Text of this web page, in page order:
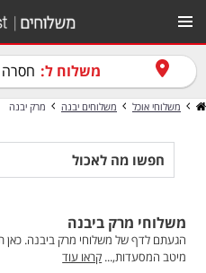
משלוח ל:
משלוחי אוכל משלוחים יבנה מרק יבנה
משלוחי מרק ביבנה
הגעתם לדף של משלוחי מרק ביבנה. כאן
מיטב המסעדות,... קראו עוד